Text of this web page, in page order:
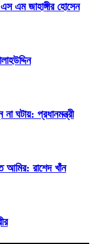
এম জাহাঙ্গীর হোসেন
ঘটায়: প্রধানমন্ত্রী
আমির: রাশেদ খাঁন